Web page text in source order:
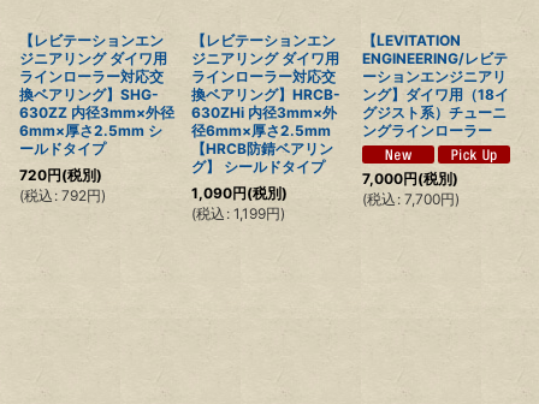
【レビテーションエン
ジニアリング ダイワ用
ラインローラー対応交
換ベアリング】SHG-
630ZZ 内径3mm×外径
6mm×厚さ2.5mm シ
ールドタイプ
720円(税別)
(税込 : 792円)
【レビテーションエン
ジニアリング ダイワ用
ラインローラー対応交
換ベアリング】HRCB-
630ZHi 内径3mm×外
径6mm×厚さ2.5mm
【HRCB防錆ベアリン
グ】 シールドタイプ
1,090円(税別)
(税込 : 1,199円)
【LEVITATION
ENGINEERING/レビテ
ーションエンジニアリ
ング】ダイワ用（18イ
グジスト系）チューニ
ングラインローラー
7,000円(税別)
(税込 : 7,700円)